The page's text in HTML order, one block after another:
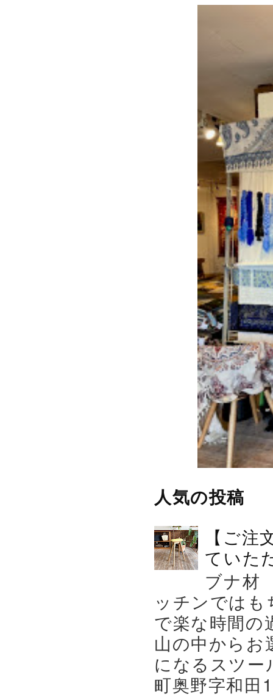
人気の投稿
【ご
ていた
ブナ材
ッチンでは
で楽な時間の
山の中から
になるスツー
町奥野字和